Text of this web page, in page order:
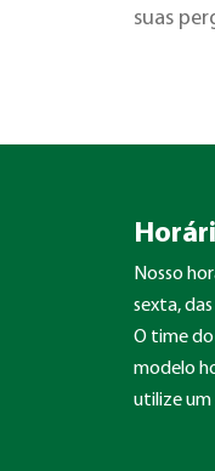
suas
Nosso
sexta, das
O time
modelo
utilize um